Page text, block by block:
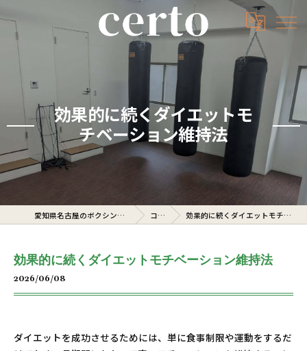
効果的に続くダイエットモ
チベーション維持法
愛知県名古屋のボクシングジムならcerto コラム 効果的に続くダイエットモチベーション維持法
効果的に続くダイエットモチベーション維持法
2026/06/08
ダイエットを成功させるためには、単に食事制限や運動をするだ